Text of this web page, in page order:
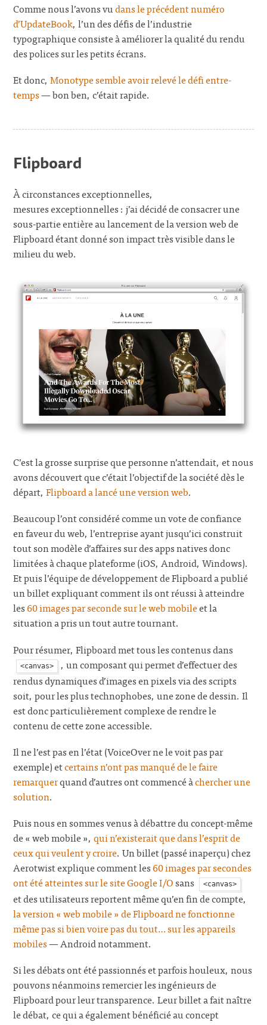
Comme nous l’avons vudans le précédent numéro
d’UpdateBook, l’un des défis de l’industrie
typographique consiste à améliorer la qualité du rendu
des polices sur les petits écrans.
Et donc,Monotype semble avoir relevé le défi entre-
temps— bon ben, c’était rapide.
Flipboard
À circonstances exceptionnelles,
mesures exceptionnelles : j’ai décidé de consacrer une
sous-partie entière au lancement de la version web de
Flipboard étant donné son impact très visible dans le
milieu du web.
C’est la grosse surprise que personne n’attendait, et nous
avons découvert que c’était l’objectif de la société dès le
départ,Flipboard a lancé une version web.
Beaucoup l’ont considéré comme un vote de confiance
en faveur du web, l’entreprise ayant jusqu’ici construit
tout son modèle d’affaires sur des apps natives donc
limitées à chaque plateforme (iOS, Android, Windows).
Et puis l’équipe de développement de Flipboard a publié
un billet expliquant comment ils ont réussi à atteindre
les60 images par seconde sur le web mobileet la
situation a pris un tout autre tournant.
Pour résumer, Flipboard met tous les contenus dans
<canvas>
, un composant qui permet d’effectuer des
rendus dynamiques d’images en pixels via des scripts
soit, pour les plus technophobes, une zone de dessin. Il
est donc particulièrement complexe de rendre le
contenu de cette zone accessible.
Il ne l’est pas en l’état (VoiceOver ne le voit pas par
exemple) etcertains n’ont pas manqué de le faire
remarquerquand d’autres ont commencé àchercher une
solution.
Puis nous en sommes venus à débattre du concept-même
de « web mobile »,qui n’existerait que dans l’esprit de
ceux qui veulent y croire. Un billet (passé inaperçu) chez
Aerotwist explique comment les60 images par secondes
ont été atteintes sur le site Google I/Osans <canvas>
et des utilisateurs reportent même qu’en fin de compte,
la version « web mobile » de Flipboard ne fonctionne
même pas si bien voire pas du tout… sur les appareils
mobiles— Android notamment.
Si les débats ont été passionnés et parfois houleux, nous
pouvons néanmoins remercier les ingénieurs de
Flipboard pour leur transparence. Leur billet a fait naître
le débat, ce qui a également bénéficié au concept